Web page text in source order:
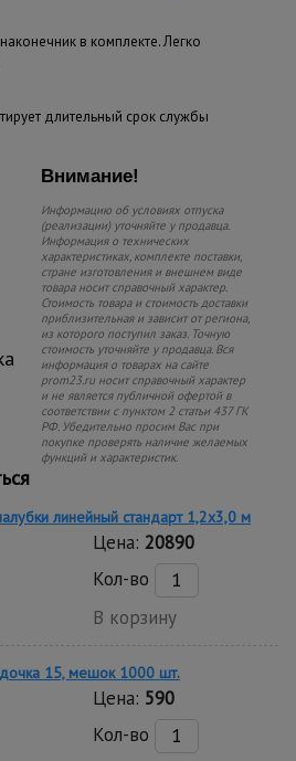
в комплекте. Легко
длительный срок службы
Внимание!
Информацию об условиях отпуска
(реализации) уточняйте у продавца.
Информация о технических
характеристиках, комплекте поставки,
стране изготовления и внешнем виде
товара носит справочный характер.
Стоимость товара и стоимость доставки
приблизительная и зависит от региона,
из которого поступил заказ. Точную
стоимость уточняйте у продавца. Вся
информация о товарах на сайте
prom23.ru носит справочный характер
и не является публичной офертой в
соответствии с пунктом 2 статьи 437 ГК
РФ. Убедительно просим Вас при
покупке проверять наличие желаемых
функций и характеристик.
линейный стандарт 1,2x3,0 м
Цена: 20890
Кол-во
В корзину
15, мешок 1000 шт.
Цена: 590
Кол-во